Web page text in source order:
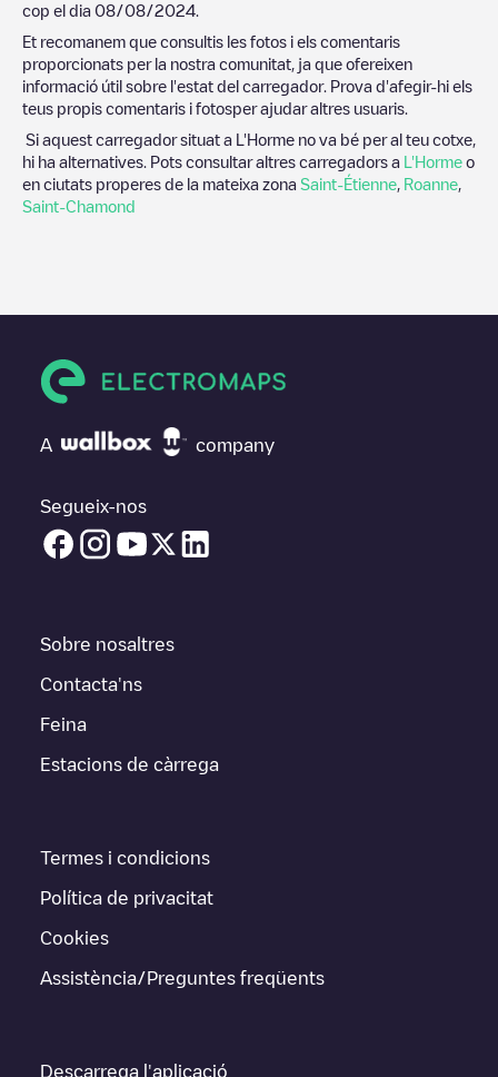
cop el dia 08/08/2024
Et recomanem que consultis les fotos i els comentaris
proporcionats per la nostra comunitat, ja que ofereixen
informació útil sobre l'estat del carregador. Prova d'afegir-hi els
teus propis comentaris i fotosper ajudar altres usuaris.
Si aquest carregador situat a L'Horme no va bé per al teu cotxe,
hi ha alternatives. Pots consultar altres carregadors a L'Horme o
en ciutats properes de la mateixa zona Saint-Étienne Roanne
Saint-Chamond
A company
Segueix-nos
Sobre nosaltres
Contacta'ns
Feina
Estacions de càrrega
Termes i condicions
Política de privacitat
Cookies
Assistència/Preguntes freqüents
Descarrega l'aplicació